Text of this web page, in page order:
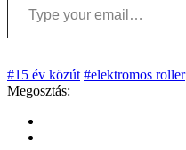
#15 év közút #elektromos roller
Megosztás: